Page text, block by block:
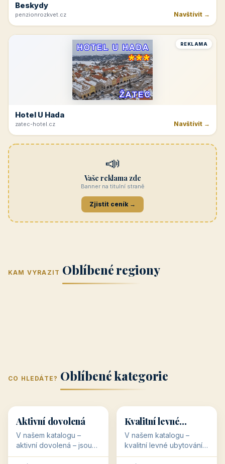
Beskydy
penzionrozkvet.cz Navštívit →
REKLAMA
Hotel U Hada
zatec-hotel.cz Navštívit →
📣
Vaše reklama zde
Banner na titulní straně
Zjistit ceník →
KAM VYRAZIT Oblíbené regiony
(Jihomoravský
kraj)
kraj)
Zlínský kraj Žilinský
Karlovarský
Střední Čechy
(Středočeský
CO HLEDÁTE? Oblíbené kategorie
🥾 36 objektů
Aktivní dovolená
V našem katalogu –
aktivní dovolená – jsou
pro Vás připraveny
💰
💰
34 objektů
Kvalitní levné
ubytování
V našem katalogu –
kvalitní levné ubytování –
jsou pro Vás připraveny